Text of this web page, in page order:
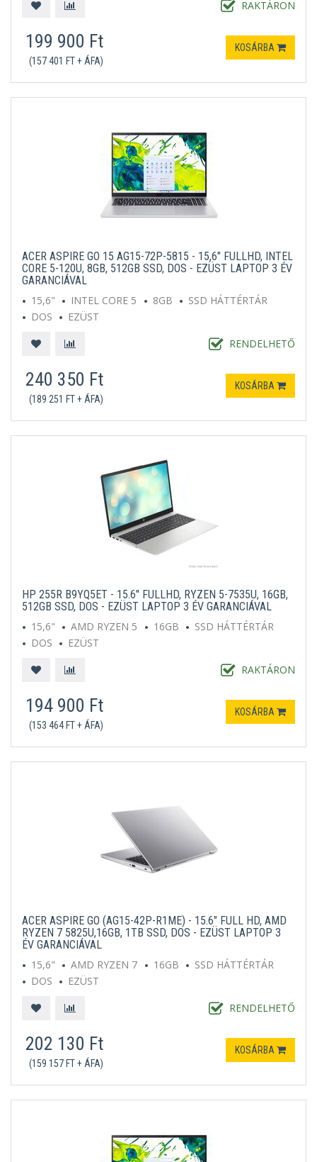
RAKTÁRON
199 900 Ft
(157 401 FT + ÁFA)
KOSÁRBA
ACER ASPIRE GO 15 AG15-72P-5815 - 15,6" FULLHD, INTEL
CORE 5-120U, 8GB, 512GB SSD, DOS - EZÜST LAPTOP 3 ÉV
GARANCIÁVAL
15,6"
INTEL CORE 5 8GB
SSD HÁTTÉRTÁR
DOS
EZÜST
RENDELHETŐ
240 350 Ft
(189 251 FT + ÁFA)
KOSÁRBA
HP 255R B9YQ5ET - 15.6" FULLHD, RYZEN 5-7535U, 16GB,
512GB SSD, DOS - EZÜST LAPTOP 3 ÉV GARANCIÁVAL
15,6"
AMD RYZEN 5 16GB
SSD HÁTTÉRTÁR
DOS
EZÜST
RAKTÁRON
194 900 Ft
(153 464 FT + ÁFA)
KOSÁRBA
ACER ASPIRE GO (AG15-42P-R1ME) - 15.6" FULL HD, AMD
RYZEN 7 5825U,16GB, 1TB SSD, DOS - EZÜST LAPTOP 3
ÉV GARANCIÁVAL
15,6"
AMD RYZEN 7 16GB
SSD HÁTTÉRTÁR
DOS
EZÜST
RENDELHETŐ
202 130 Ft
(159 157 FT + ÁFA)
KOSÁRBA